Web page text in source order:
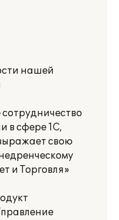
нашей
в сфере 1С,
свою
и Торговля»